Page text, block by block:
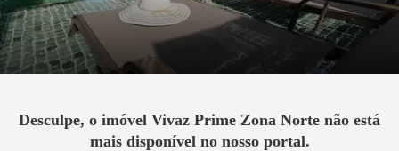
Desculpe, o imóvel Vivaz Prime Zona Norte não está
mais disponível no nosso portal.